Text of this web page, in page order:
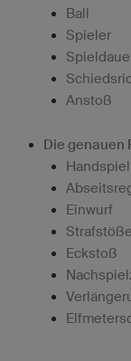
Ball
Spieler
Anstoß
Die genauen
Handspiel
Einwurf
Eckstoß